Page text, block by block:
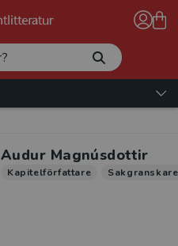
Audur Magnúsdottir
Kapitelförfattare Sakgranskare